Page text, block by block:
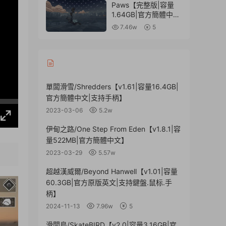
文】
Paws【完整版|容量
1.64GB|官方簡體中
文】7.46w 5
單闆滑雪/Shredders【v1.61|容量16.4GB|
官方簡體中文|支持手柄】
2023-03-06 5.2w
伊甸之路/One Step From Eden【v1.8.1|容
量522MB|官方簡體中文】
2023-03-29 5.57w
超越漢威爾/Beyond Hanwell【v1.01|容量
60.3GB|官方原版英文|支持鍵盤.鼠标.手
柄】
2024-11-13 7.96w 5